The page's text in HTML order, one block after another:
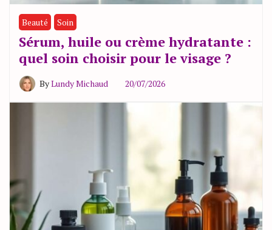
Beauté Soin
Sérum, huile ou crème hydratante :
quel soin choisir pour le visage ?
ByLundy Michaud 20/07/2026